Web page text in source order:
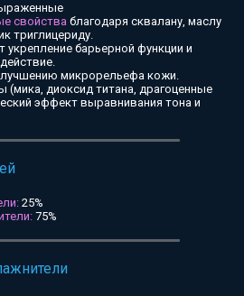
свойства благодаря сквалану, маслу
триглицериду.
укрепление барьерной функции и
микрорельефа кожи.
диоксид титана, драгоценные
эффект выравнивания тона и
25%
75%